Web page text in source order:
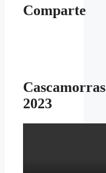
Comparte
Cascamorras
2023